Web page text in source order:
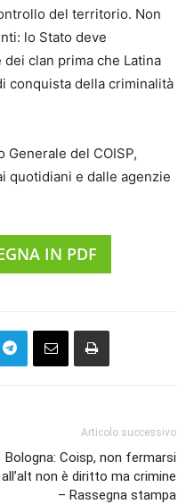
del territorio. Non
lo Stato deve
clan prima che Latina
conquista della criminalità
del COISP,
quotidiani e dalle agenzie
IN PDF
Articolo successivo
Bologna: Coisp, non fermarsi
all’alt non è diritto ma crimine
– Rassegna stampa